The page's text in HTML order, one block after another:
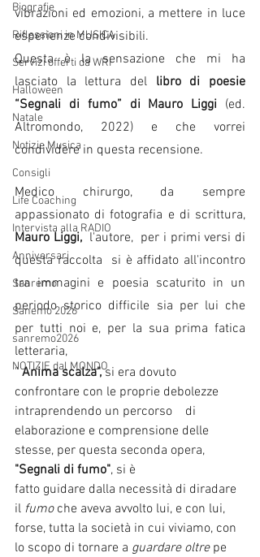
Biografie
Riflessioni in MUSICA
Servizi offerti da WRI
Halloween
Natale
Notizie Musica
Consigli
Life Coaching
Intervista alla RADIO
Anniversari
Sanremo
Sanemo 2026
sanremo2026
NOTIZIE dal MONDO
vibrazioni ed emozioni, a mettere in luce
esperienze condivisibili.
Questa è la sensazione che mi ha
lasciato la lettura del libro di poesie
“Segnali di fumo” di Mauro Liggi (ed.
Altromondo, 2022) e che vorrei
condividere in questa recensione.
Medico chirurgo, da sempre
Mauro Liggi, l'autore,  per i primi versi di
questa raccolta  si è affidato all'incontro
tra immagini e poesia scaturito in un
periodo storico difficile sia per lui che
per tutti noi e, per la sua prima fatica
letteraria,
" Anima scalza", si era dovuto
confrontare con le proprie debolezze
intraprendendo un percorso    di
elaborazione e comprensione delle
stesse, per questa seconda opera,
"Segnali di fumo", si è
fatto guidare dalla necessità di diradare
il fumo che aveva avvolto lui, e con lui,
forse, tutta la società in cui viviamo, con
lo scopo di tornare a guardare oltre pe